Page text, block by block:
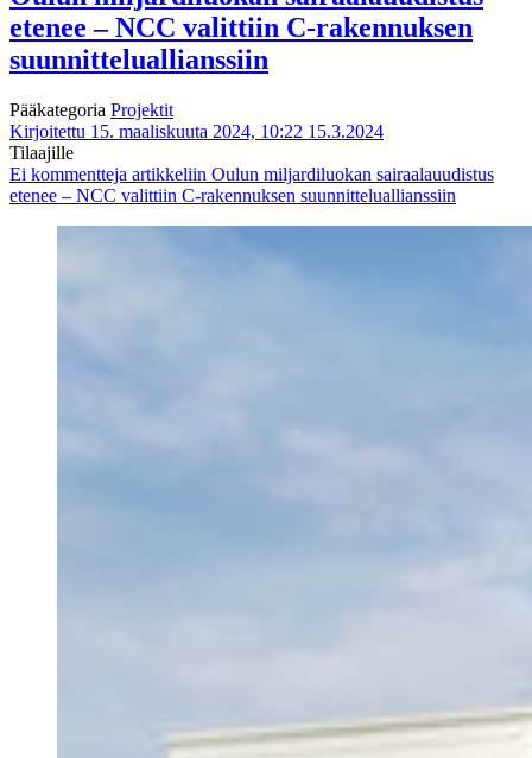
etenee – NCC valittiin C-rakennuksen
suunnitteluallianssiin
Pääkategoria Projektit
Kirjoitettu 15. maaliskuuta 2024, 10:22 15.3.2024
Tilaajille
Ei kommentteja artikkeliin Oulun miljardiluokan sairaalauudistus
etenee – NCC valittiin C-rakennuksen suunnitteluallianssiin